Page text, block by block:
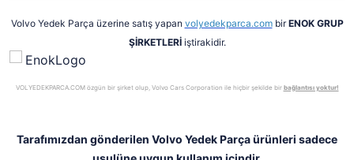
Volvo Yedek Parça üzerine satış yapan volyedekparca.combirENOK GRUP
ŞİRKETLERİiştirakidir.
VOLYEDEKPARCA.COM özgün bir şirket olup, Volvo Cars Corporation ile hiçbir şekilde bir bağlantısı yoktur!
Tarafımızdan gönderilen Volvo Yedek Parça ürünleri sadece